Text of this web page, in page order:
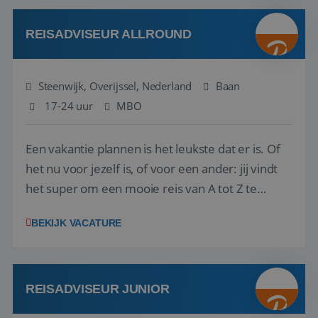
kwaliteitsbewaking van alles wat met IATA te m...
REISADVISEUR ALLROUND
Steenwijk, Overijssel, Nederland
Baan
17-24 uur
MBO
Een vakantie plannen is het leukste dat er is. Of
het nu voor jezelf is, of voor een ander: jij vindt
het super om een mooie reis van A tot Z te
vakantiegangers de meest prachtige plekjes op
werken: of het nu gaat om vragen ...
BEKIJK VACATURE
REISADVISEUR JUNIOR